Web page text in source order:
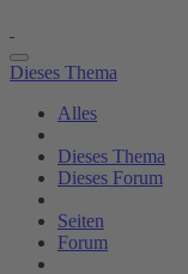
Dieses Thema
Alles
Dieses Thema
Dieses Forum
Seiten
Forum